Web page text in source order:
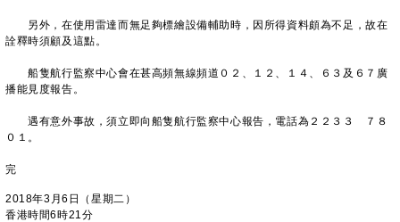
另外，在使用雷達而無足夠標繪設備輔助時，因所得資料頗為不足，故在
詮釋時須顧及這點。
船隻航行監察中心會在甚高頻無線頻道０２、１２、１４、６３及６７廣
播能見度報告。
遇有意外事故，須立即向船隻航行監察中心報告，電話為２２３３ ７８
０１。
完
2018年3月6日（星期二）
香港時間6時21分